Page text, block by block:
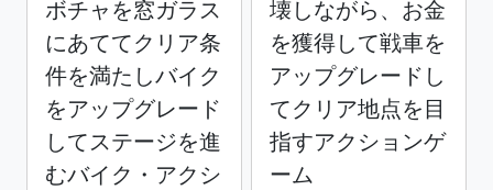
ボチャを窓ガラス
にあててクリア条
件を満たしバイク
をアップグレード
してステージを進
むバイク・アクシ
壊しながら、お金
を獲得して戦車を
アップグレードし
てクリア地点を目
指すアクションゲ
ーム